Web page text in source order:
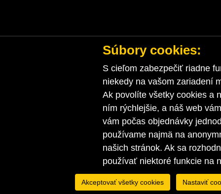
Súbory cookies:
S cieľom zabezpečiť riadne
niekedy na vašom zariadení
Ak povolíte všetky cookies a
ním rýchlejšie, a náš web
vám počas objednávky
používame najmä na
našich stránok. Ak sa
používať niektoré funkcie na
Akceptovať všetky cookies Nastaviť